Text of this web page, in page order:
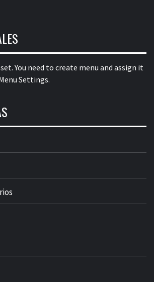
You need to create menu and assign it
Settings.